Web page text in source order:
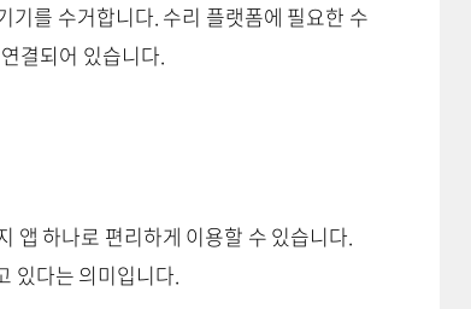
기를 수거합니다. 수리 플랫폼에 필요한 수
결되어 있습니다.
앱 하나로 편리하게 이용할 수 있습니다.
있다는 의미입니다.